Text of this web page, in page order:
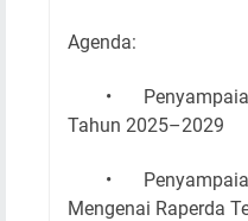
Agenda:
•
Tahun 2025–2029
•
Mengenai Raperda